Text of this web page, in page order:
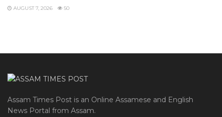
AUGUST 7, 2026 50
Assam Times Post is an Online Assamese and English
News Portal from Assam.